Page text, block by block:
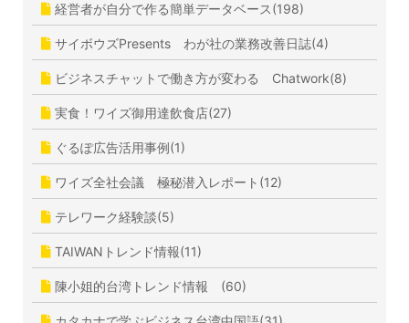
経営者が自分で作る簡単データベース(198)
サイボウズPresents わが社の業務改善日誌(4)
ビジネスチャットで働き方が変わる Chatwork(8)
実食！ワイズ御用達飲食店(27)
ぐるぽ広告活用事例(1)
ワイズ全社会議 極秘潜入レポート(12)
テレワーク経験談(5)
TAIWANトレンド情報(11)
陳小姐的台湾トレンド情報 (60)